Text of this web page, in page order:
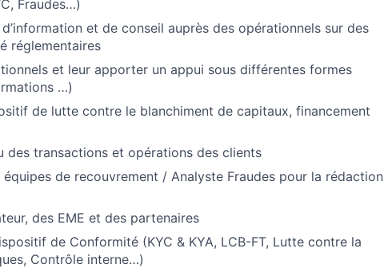
Fraudes…)
et de conseil auprès des opérationnels sur des
réglementaires
et leur apporter un appui sous différentes formes
…)
de lutte contre le blanchiment de capitaux, financement
des transactions et opérations des clients
de recouvrement / Analyste Fraudes pour la rédaction
des EME et des partenaires
de Conformité (KYC & KYA, LCB-FT, Lutte contre la
Contrôle interne…)